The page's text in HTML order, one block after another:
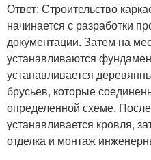
Ответ: Строительство
начинается с разработки
документации. Затем на
устанавливаются
устанавливается
брусьев, которые
определенной схеме.
устанавливается кровля,
отделка и монтаж